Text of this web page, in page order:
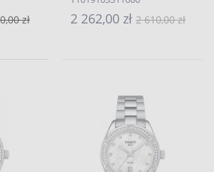
zł 2 262,00 zł 2 610,00 zł